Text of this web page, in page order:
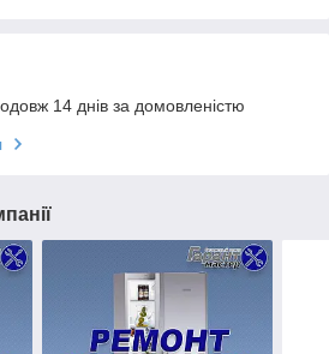
14 днів за домовленістю